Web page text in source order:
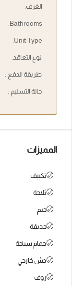
الغرف:
Bathrooms:
Unit Type:
نوع التعاقد:
طريقة الدفع :
حالة التسليم :
المميزات
تكييف
ثلاجة
جيم
حديقة
حمام سباحة
دش خارجي
روف